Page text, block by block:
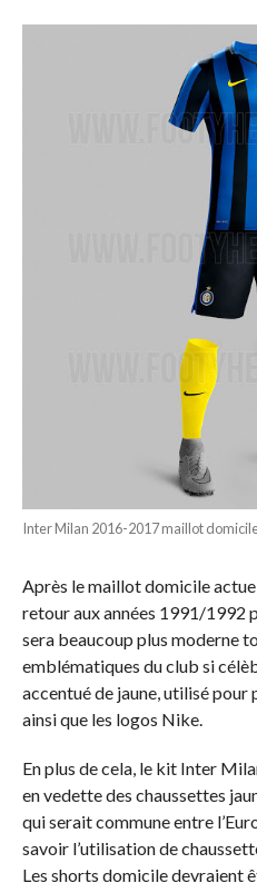
Inter Milan 2016-2017 maillot
Après le maillot domicile
retour aux années 1991/1992
sera beaucoup plus moderne
emblématiques du club si
accentué de jaune, utilisé
ainsi que les logos Nike.
En plus de cela, le kit Inter
en vedette des chaussettes
qui serait commune entre
savoir l’utilisation de
Les shorts domicile devraient